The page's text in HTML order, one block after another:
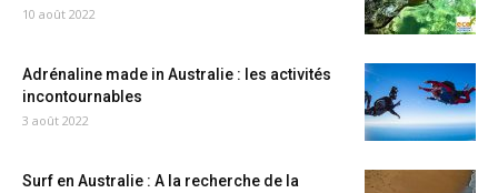
10 août 2022
Adrénaline made in Australie : les activités
incontournables
3 août 2022
Surf en Australie : A la recherche de la